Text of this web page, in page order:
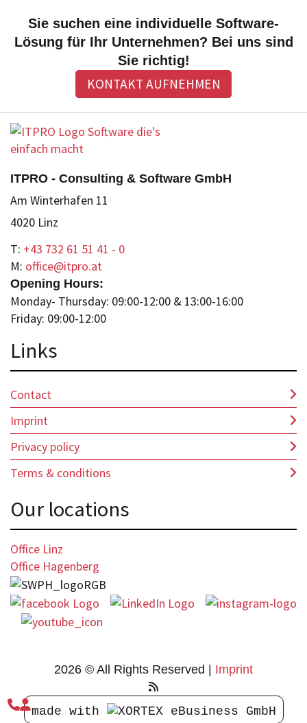

Sie suchen eine individuelle Software-
Lösung für Ihr Unternehmen? Bei uns sind
Sie richtig!
KONTAKT AUFNEHMEN
ITPRO - Consulting & Software GmbH
Am Winterhafen 11
4020 Linz
T: +43 732 61 51 41 - 0
M: office@itpro.at
Opening Hours:
Monday- Thursday: 09:00-12:00 & 13:00-16:00
Friday: 09:00-12:00
Links
Contact
Imprint
Privacy policy
Terms & conditions
Our locations
Office Linz
Office Hagenberg
2026 © All Rights Reserved Imprint
made with